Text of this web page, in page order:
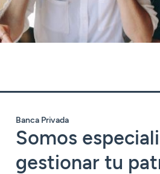
Banca Privada
Somos
gestionar tu